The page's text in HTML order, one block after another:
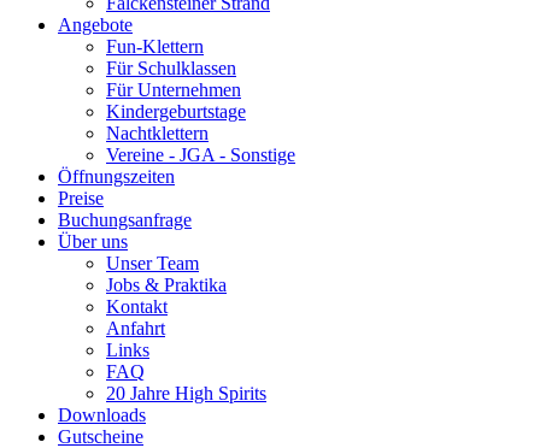
Angebote
Fun-Klettern
Für Schulklassen
Für Unternehmen
Kindergeburtstage
Nachtklettern
Vereine - JGA - Sonstige
Öffnungszeiten
Preise
Buchungsanfrage
Über uns
Unser Team
Jobs & Praktika
Kontakt
Anfahrt
Links
FAQ
20 Jahre High Spirits
Downloads
Gutscheine